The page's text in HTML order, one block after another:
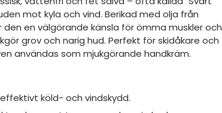
mot kyla och vind. Berikad med olja från
en välgörande känsla för ömma muskler och
grov och narig hud. Perfekt för skidåkare och
användas som mjukgörande handkräm.
köld- och vindskydd.